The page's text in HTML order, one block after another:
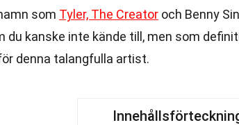
som Tyler, The Creator och Benny
du kanske inte kände till, men som
denna talangfulla artist.